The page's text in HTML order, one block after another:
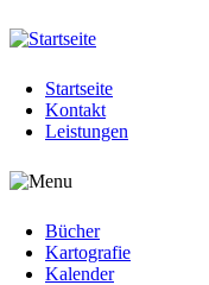
Jump to navigation
Startseite
Kontakt
Leistungen
Bücher
Kartografie
Kalender